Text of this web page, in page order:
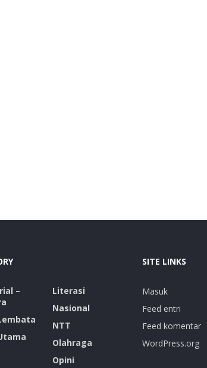
–
Literasi
Nasional
NTT
Olahraga
Opini
SITE LINKS
Masuk
Feed entri
Feed komentar
WordPress.org